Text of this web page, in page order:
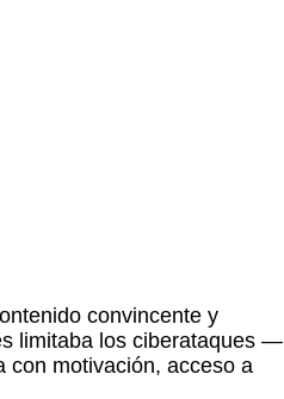
convincente y
limitaba los ciberataques —
con motivación, acceso a